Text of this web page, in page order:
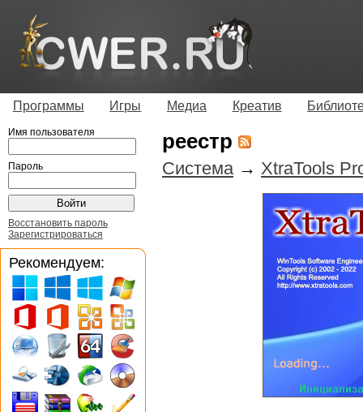
Программы Игры Медиа Креатив
реестр
Система → XtraTools
Имя пользователя
Пароль
Восстановить пароль
Зарегистрироваться
Рекомендуем: